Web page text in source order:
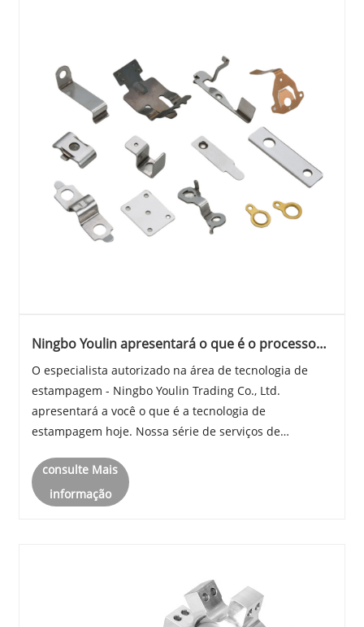
Ningbo Youlin apresentará o que é o processo
O especialista autorizado na área de tecnologia de
estampagem - Ningbo Youlin Trading Co., Ltd.
apresentará a você o que é a tecnologia de
estampagem hoje. Nossa série de serviços de
estampagem profunda, peças de estampagem de
metal e estampagem progre......
consulte Mais
informação